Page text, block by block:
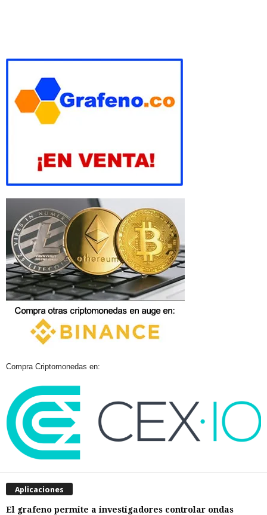
Compra Criptomonedas en:
Aplicaciones
El grafeno permite a investigadores controlar ondas